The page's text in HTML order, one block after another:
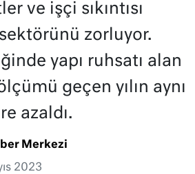
ve işçi sıkıntısı
zorluyor.
yapı ruhsatı alan
geçen yılın aynı
azaldı.
Merkezi
2023